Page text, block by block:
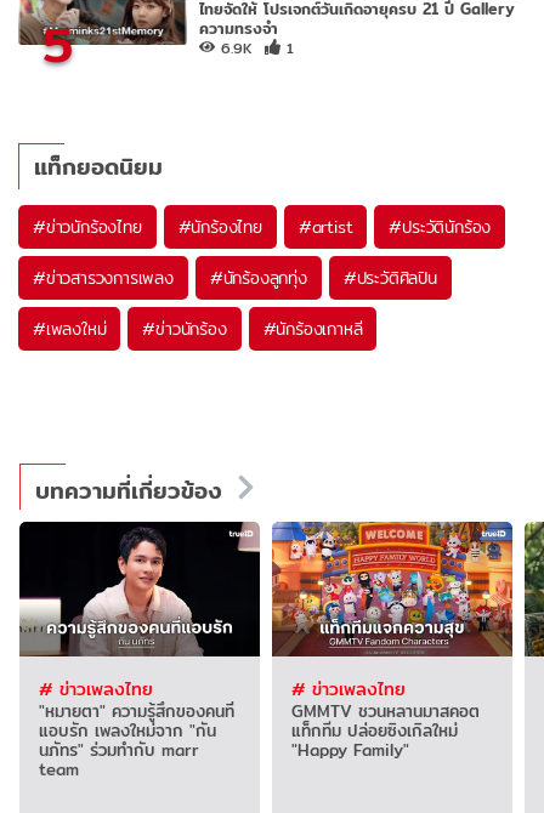
5
ไทยจัดให้ โปรเจกต์วันเกิดอายุครบ 21 ปี Gallery
ความทรงจำ
6.9K 1
แท็กยอดนิยม
#ข่าวนักร้องไทย #นักร้องไทย #artist #ประวัตินักร้อง
#ข่าวสารวงการเพลง #นักร้องลูกทุ่ง #ประวัติศิลปิน
#เพลงใหม่ #ข่าวนักร้อง #นักร้องเกาหลี
บทความที่เกี่ยวข้อง
# ข่าวเพลงไทย
"หมายตา" ความรู้สึกของคนที่
แอบรัก เพลงใหม่จาก "กัน
นภัทร" ร่วมทำกับ marr
team
# ข่าวเพลงไทย
GMMTV ชวนหลานมาสคอต
แท็กทีม ปล่อยซิงเกิลใหม่
"Happy Family"